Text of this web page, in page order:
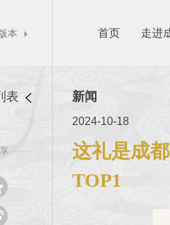
本  首页 走进
表
——
新闻
2024-10-18
这礼是成
TOP1